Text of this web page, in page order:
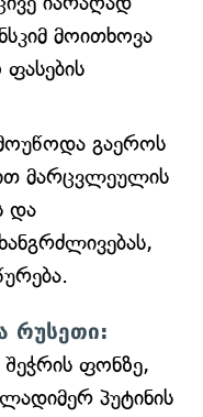
მოითხოვა
გაეროს
მარცვლეულის
და
რუსეთი:
შეჭრის ფონზე,
პუტინის